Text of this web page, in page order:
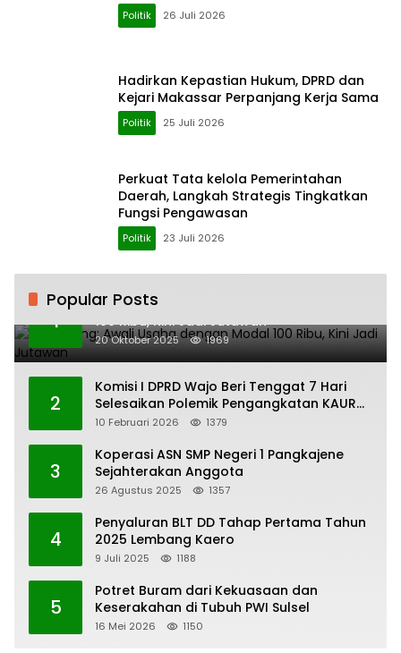
Politik 26 Juli 2026
Hadirkan Kepastian Hukum, DPRD dan
Kejari Makassar Perpanjang Kerja Sama
Politik 25 Juli 2026
Perkuat Tata kelola Pemerintahan
Daerah, Langkah Strategis Tingkatkan
Fungsi Pengawasan
Politik 23 Juli 2026
Popular Posts
1
H. Ampang: Awali Usaha dengan Modal
100 Ribu, Kini Jadi Jutawan
20 Oktober 2025 1969
2
Komisi I DPRD Wajo Beri Tenggat 7 Hari
Selesaikan Polemik Pengangkatan KAUR
Keuangan Desa Bau-Bau
10 Februari 2026 1379
3
Koperasi ASN SMP Negeri 1 Pangkajene
Sejahterakan Anggota
26 Agustus 2025 1357
4
Penyaluran BLT DD Tahap Pertama Tahun
2025 Lembang Kaero
9 Juli 2025 1188
5
Potret Buram dari Kekuasaan dan
Keserakahan di Tubuh PWI Sulsel
16 Mei 2026 1150